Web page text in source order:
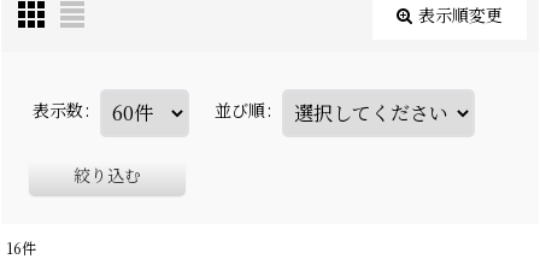
表示順変更
表示数: 並び順:
絞り込む
16件